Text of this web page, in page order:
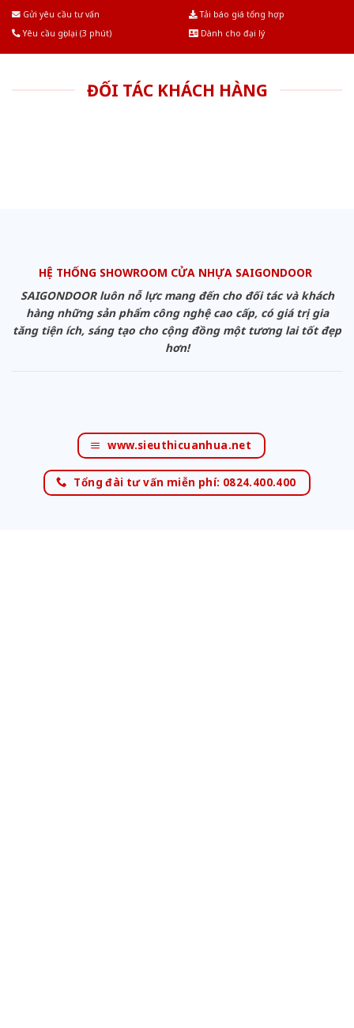
Gửi yêu cầu tư vấn
Tải báo giá tổng hợp
Yêu cầu gọi lại (3 phút)
Dành cho đại lý
ĐỐI TÁC KHÁCH HÀNG
HỆ THỐNG SHOWROOM CỬA NHỰA SAIGONDOOR
SAIGONDOOR luôn nỗ lực mang đến cho đối tác và khách
hàng những sản phẩm công nghệ cao cấp, có giá trị gia
tăng tiện ích, sáng tạo cho cộng đồng một tương lai tốt đẹp
hơn!
www.sieuthicuanhua.net
Tổng đài tư vấn miễn phí: 0824.400.400